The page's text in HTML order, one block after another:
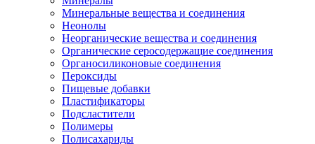
Минеральные вещества и соединения
Неонолы
Неорганические вещества и соединения
Органические серосодержащие соединения
Органосиликоновые соединения
Пероксиды
Пищевые добавки
Пластификаторы
Подсластители
Полимеры
Полисахариды